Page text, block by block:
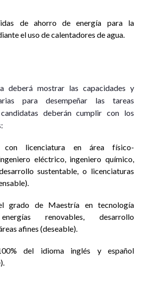
de ahorro de energía para la
el uso de calentadores de agua.
deberá mostrar las capacidades y
para desempeñar las tareas
deberán cumplir con los
con licenciatura en área físico-
eléctrico, ingeniero químico,
sustentable, o licenciaturas
grado de Maestría en tecnología
renovables, desarrollo
afines (deseable).
del idioma inglés y español